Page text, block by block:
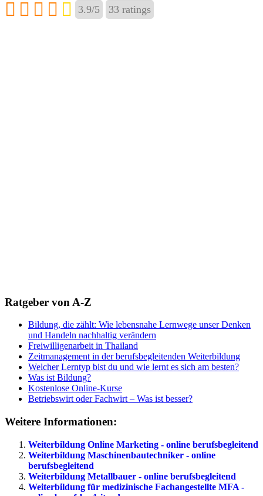
3.9/5 33 ratings
Ratgeber von A-Z
Bildung, die zählt: Wie lebensnahe Lernwege unser Denken
und Handeln nachhaltig verändern
Freiwilligenarbeit in Thailand
Zeitmanagement in der berufsbegleitenden Weiterbildung
Welcher Lerntyp bist du und wie lernt es sich am besten?
Was ist Bildung?
Kostenlose Online-Kurse
Betriebswirt oder Fachwirt – Was ist besser?
Weitere Informationen:
Weiterbildung Online Marketing - online berufsbegleitend
Weiterbildung Maschinenbautechniker - online
berufsbegleitend
Weiterbildung Metallbauer - online berufsbegleitend
Weiterbildung für medizinische Fachangestellte MFA -